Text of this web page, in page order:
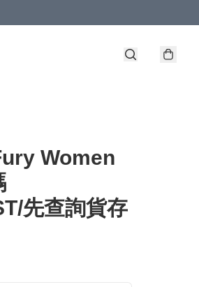
Women
先查詢貨存